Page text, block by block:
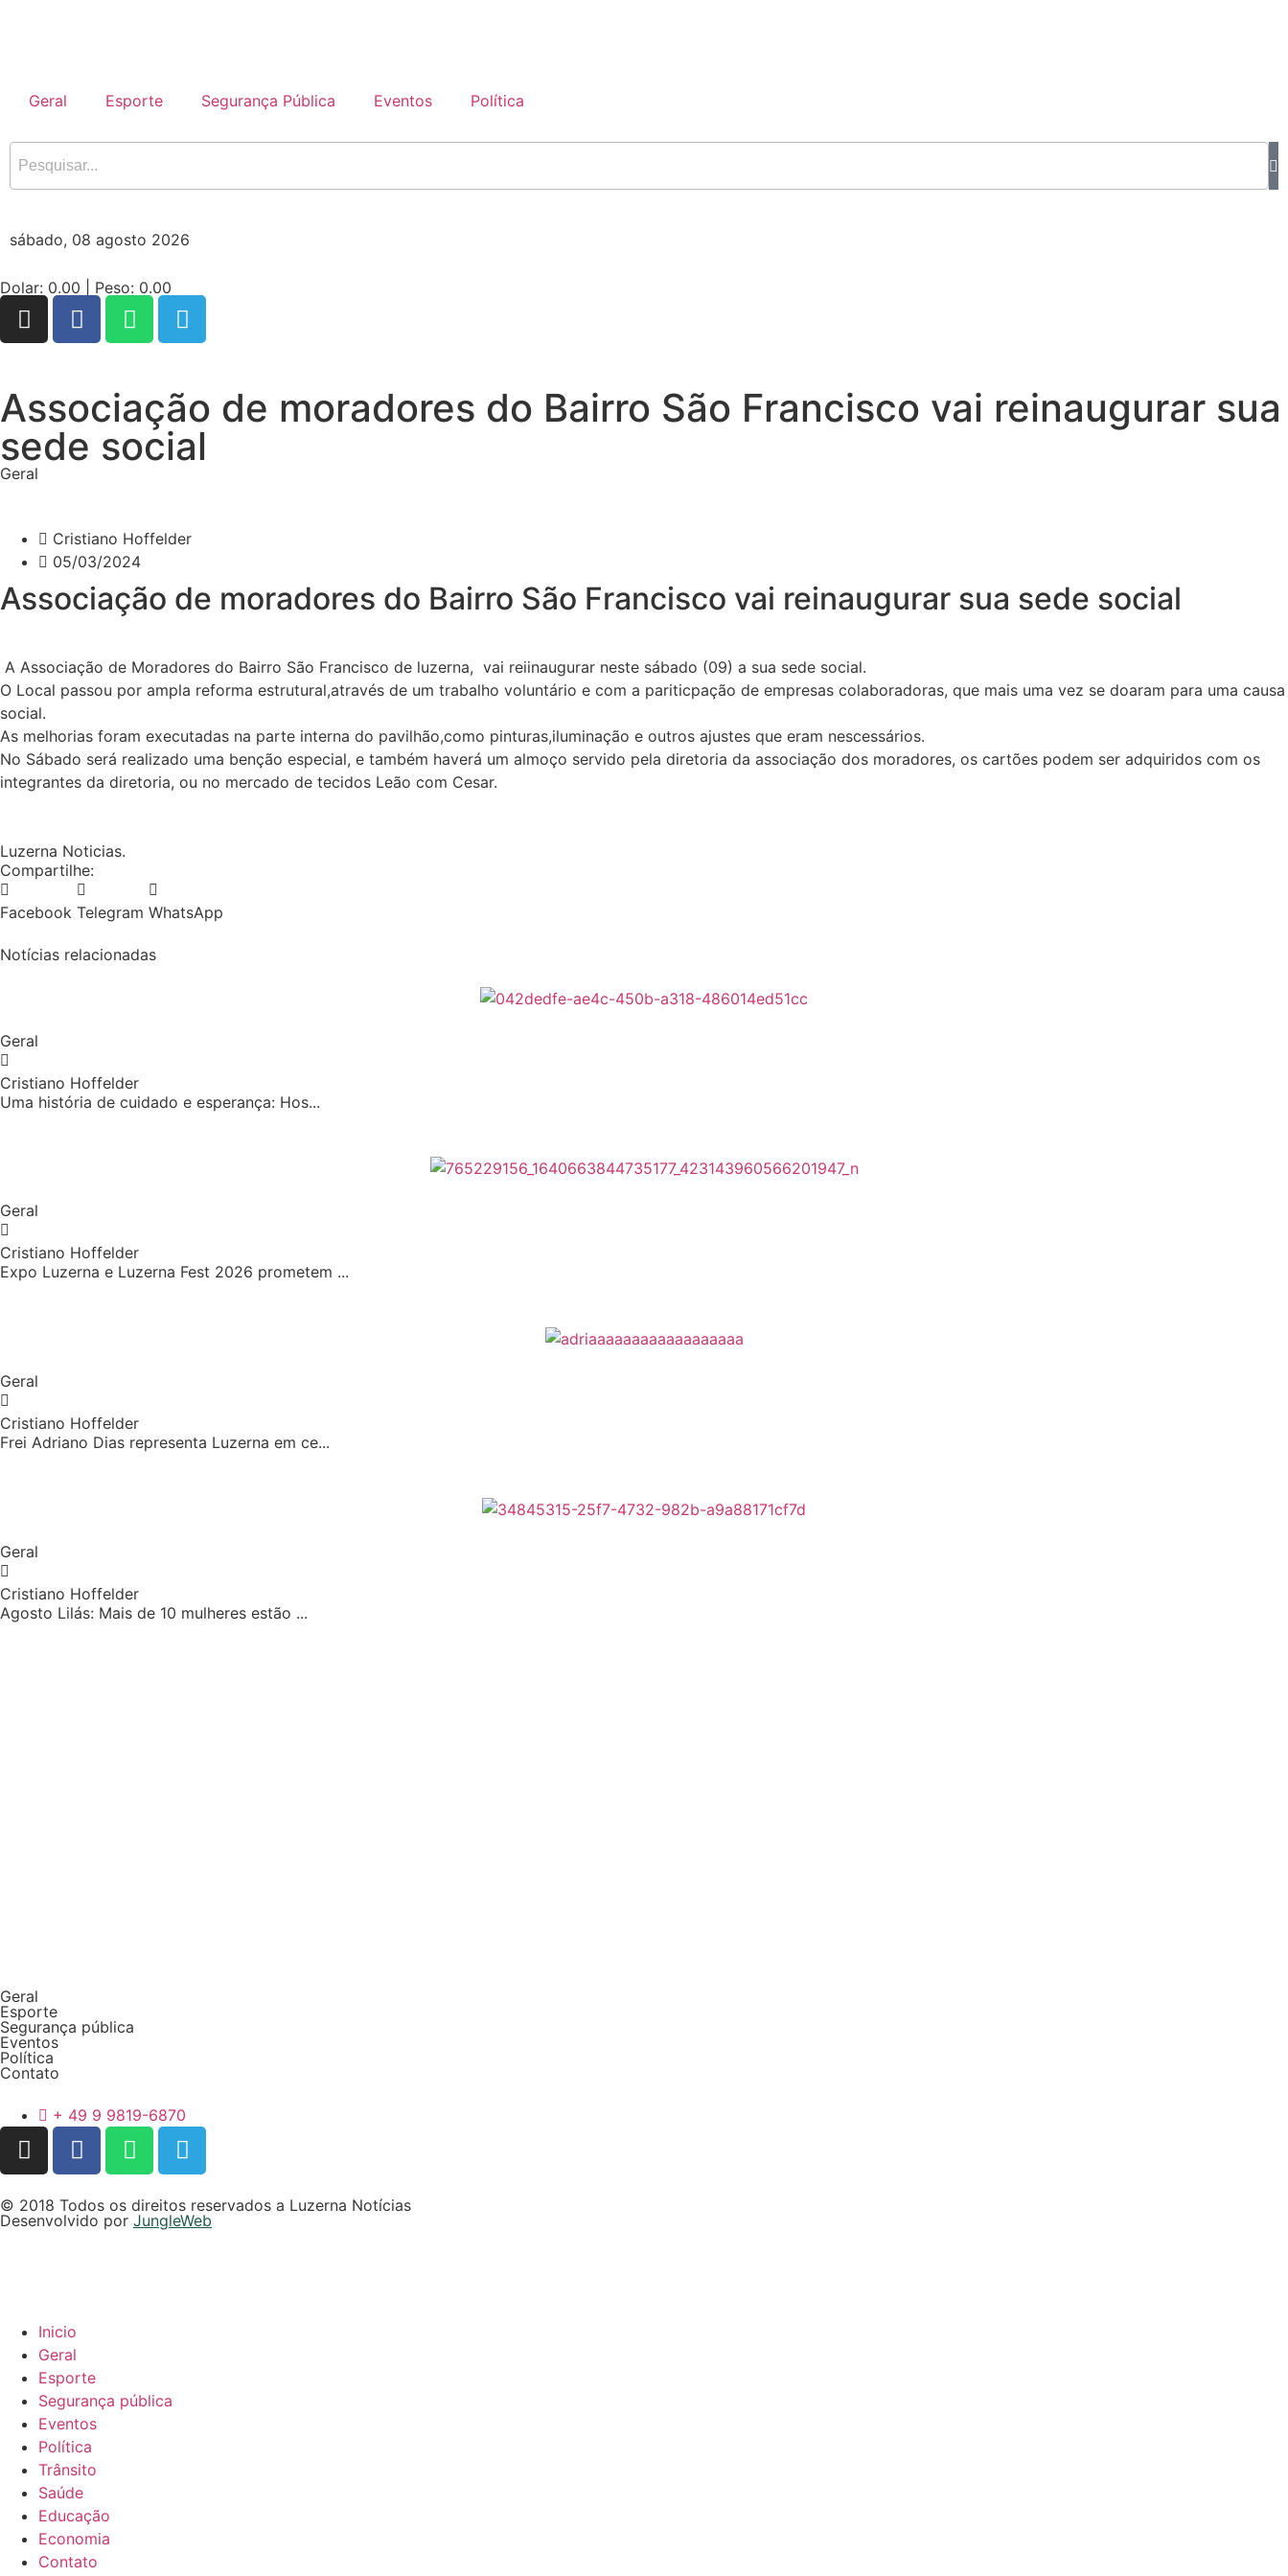
Geral Esporte Segurança Pública Eventos Política
sábado, 08 agosto 2026
Dolar: 0.00 | Peso: 0.00
Associação de moradores do Bairro São Francisco vai reinaugurar sua
sede social
Geral
Cristiano Hoffelder
05/03/2024
Associação de moradores do Bairro São Francisco vai reinaugurar sua sede social
A Associação de Moradores do Bairro São Francisco de luzerna, vai reiinaugurar neste sábado (09) a sua sede social.
O Local passou por ampla reforma estrutural,através de um trabalho voluntário e com a pariticpação de empresas colaboradoras, que mais uma vez se doaram para uma causa
social.
As melhorias foram executadas na parte interna do pavilhão,como pinturas,iluminação e outros ajustes que eram nescessários.
No Sábado será realizado uma benção especial, e também haverá um almoço servido pela diretoria da associação dos moradores, os cartões podem ser adquiridos com os
integrantes da diretoria, ou no mercado de tecidos Leão com Cesar.
Luzerna Noticias.
Compartilhe:
Facebook Telegram WhatsApp
Notícias relacionadas
Geral
Cristiano Hoffelder
Uma história de cuidado e esperança: Hos...
Geral
Cristiano Hoffelder
Expo Luzerna e Luzerna Fest 2026 prometem ...
Geral
Cristiano Hoffelder
Frei Adriano Dias representa Luzerna em ce...
Geral
Cristiano Hoffelder
Agosto Lilás: Mais de 10 mulheres estão ...
Geral
Esporte
Segurança pública
Eventos
Política
Contato
+ 49 9 9819-6870
© 2018 Todos os direitos reservados a Luzerna Notícias
Desenvolvido por JungleWeb
Inicio
Geral
Esporte
Segurança pública
Eventos
Política
Trânsito
Saúde
Educação
Economia
Contato